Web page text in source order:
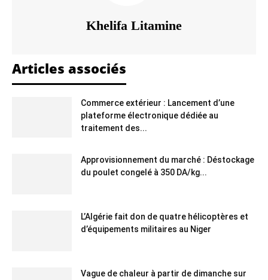
Khelifa Litamine
Articles associés
Commerce extérieur : Lancement d’une
plateforme électronique dédiée au
traitement des...
Approvisionnement du marché : Déstockage
du poulet congelé à 350 DA/kg...
L’Algérie fait don de quatre hélicoptères et
d’équipements militaires au Niger
Vague de chaleur à partir de dimanche sur